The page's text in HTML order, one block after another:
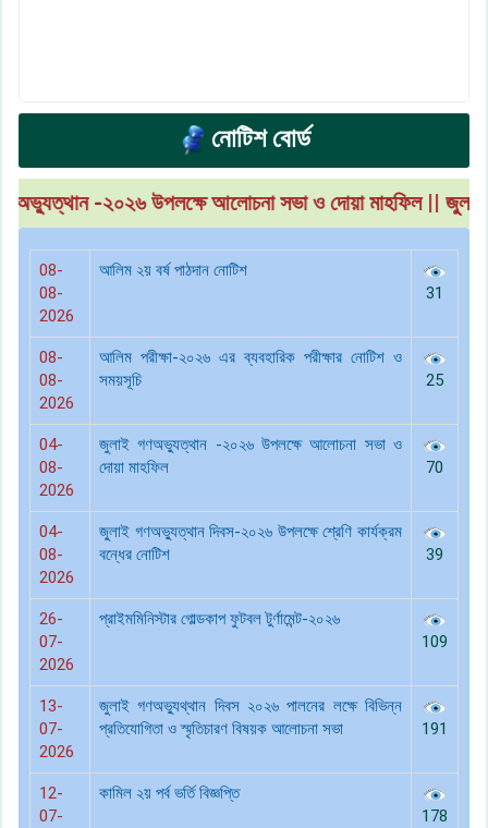
নোটিশ বোর্ড
-২০২৬ উপলক্ষে আলোচনা সভা ও দোয়া মাহফিল||জু্লাই
08-
08-
2026
আলিম ২য় বর্ষ পাঠদান নোটিশ
31
08-
08-
2026
আলিম পরীক্ষা-২০২৬ এর ব্যবহারিক পরীক্ষার নোটিশ ও
সময়সূচি
25
04-
08-
2026
জুলাই গণঅভ্যুত্থান -২০২৬ উপলক্ষে আলোচনা সভা ও
দোয়া মাহফিল
70
04-
08-
2026
জু্লাই গণঅভ্যুত্থান দিবস-২০২৬ উপলক্ষে শ্রেণি কার্যক্রম
বন্ধের নোটিশ
39
26-
07-
2026
প্রাইমমিনিস্টার গোল্ডকাপ ফুটবল টুর্ণামেন্ট-২০২৬
109
13-
07-
2026
জুলাই গণঅভ্যুথ্থান দিবস ২০২৬ পালনের লক্ষে বিভিন্ন
প্রতিযোগিতা ও স্মৃতিচারণ বিষয়ক আলোচনা সভা
191
12-
07-
কামিল ২য় পর্ব ভর্তি বিজ্ঞপ্তি
178